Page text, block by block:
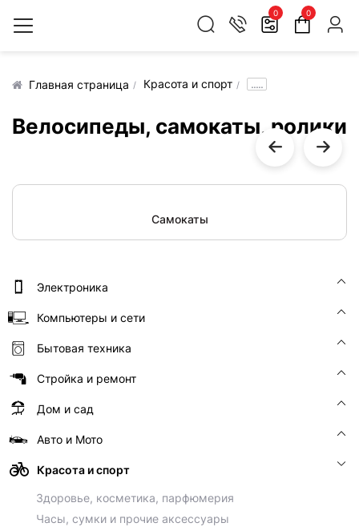
0 0
Главная страница Красота и спорт .....
Велосипеды, самокаты, ролики
Самокаты
Электроника
Компьютеры и сети
Бытовая техника
Стройка и ремонт
Дом и сад
Авто и Мото
Красота и спорт
Здоровье, косметика, парфюмерия
Часы, сумки и прочие аксессуары